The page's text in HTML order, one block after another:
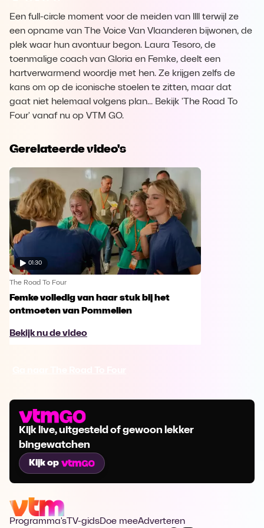
Een full-circle moment voor de meiden van llll terwijl ze
een opname van The Voice Van Vlaanderen bijwonen, de
plek waar hun avontuur begon. Laura Tesoro, de
toenmalige coach van Gloria en Femke, deelt een
hartverwarmend woordje met hen. Ze krijgen zelfs de
kans om op de iconische stoelen te zitten, maar dat
gaat niet helemaal volgens plan... Bekijk 'The Road To
Four' vanaf nu op VTM GO.
Gerelateerde video's
01:30
The Road To Four
Femke volledig van haar stuk bij het
ontmoeten van Pommelien
Bekijk nu de video
Kijk live, uitgesteld of gewoon lekker
bingewatchen
Kijk op
Programma's TV-gidsDoe meeAdverteren